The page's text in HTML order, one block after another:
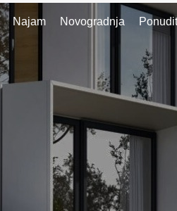
Najam Novogradnja